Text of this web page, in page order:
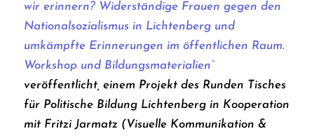
wir erinnern? Widerständige Frauen gegen den
Nationalsozialismus in Lichtenberg und
umkämpfte Erinnerungen im öffentlichen Raum.
Workshop und Bildungsmaterialien“
veröffentlicht, einem Projekt des Runden Tisches
für Politische Bildung Lichtenberg in Kooperation
mit Fritzi Jarmatz (Visuelle Kommunikation &